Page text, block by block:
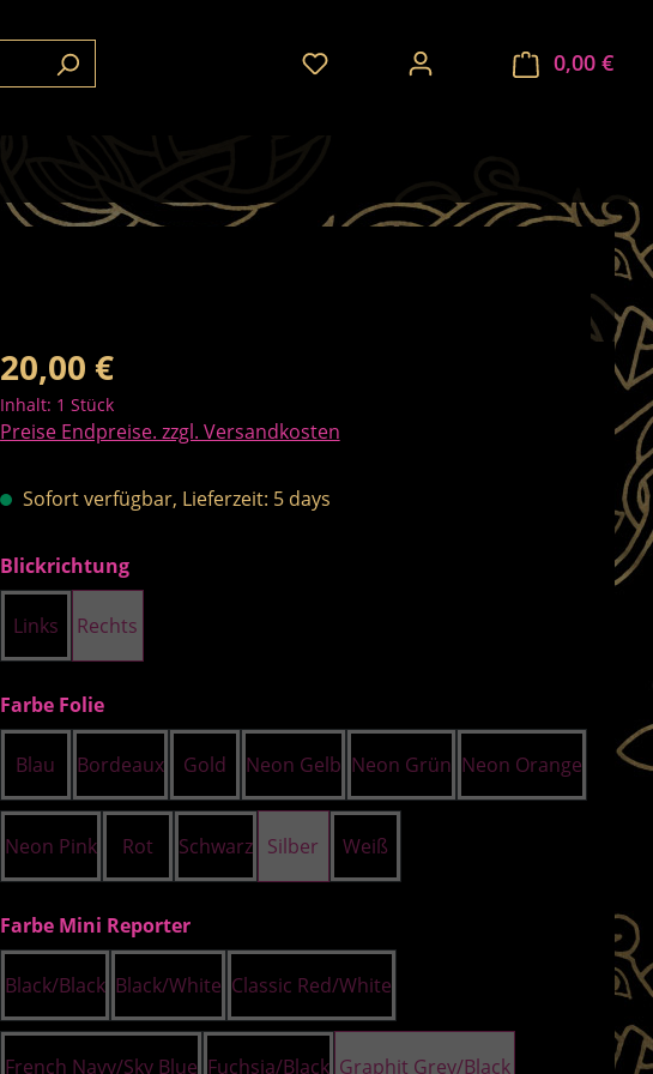
Du hast 0 Produkte auf dem0,00 €
Regulärer Preis:
20,00 €
Inhalt: 1 Stück
Preise Endpreise. zzgl. Versandkosten
Sofort verfügbar, Lieferzeit: 5 days
Blickrichtungauswählen
Links Rechts
Farbe Folieauswählen
Blau Bordeaux Gold Neon Gelb Neon Grün Neon Orange
Neon Pink Rot Schwarz Silber Weiß
Farbe Mini Reporterauswählen
Black/Black Black/White Classic Red/White
French Navy/Sky Blue Fuchsia/Black Graphit Grey/Black